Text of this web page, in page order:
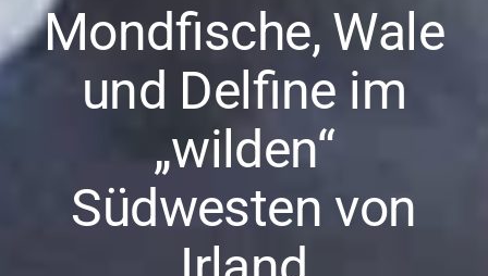
Mondfische, Wale
und Delfine im
„wilden“
Südwesten von